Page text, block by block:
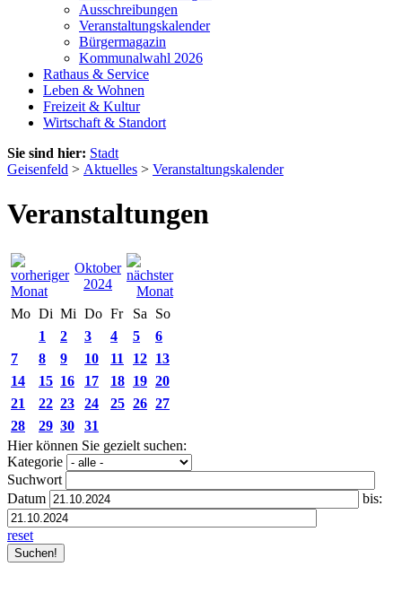
Ausschreibungen
Veranstaltungskalender
Bürgermagazin
Kommunalwahl 2026
Rathaus & Service
Leben & Wohnen
Freizeit & Kultur
Wirtschaft & Standort
Sie sind hier: Stadt
Geisenfeld > Aktuelles > Veranstaltungskalender
Veranstaltungen
Oktober
2024
Mo Di Mi Do Fr Sa
So
1
2 3 4 5
6
7
8 9 10 11 12 13
14
15 16 17 18 19 20
21
22 23 24 25 26 27
28
29 30
31
Hier können Sie gezielt suchen:
Kategorie
Suchwort
Datum
bis:
reset